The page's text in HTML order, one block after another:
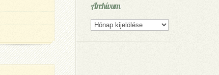
Archívum
Archívum